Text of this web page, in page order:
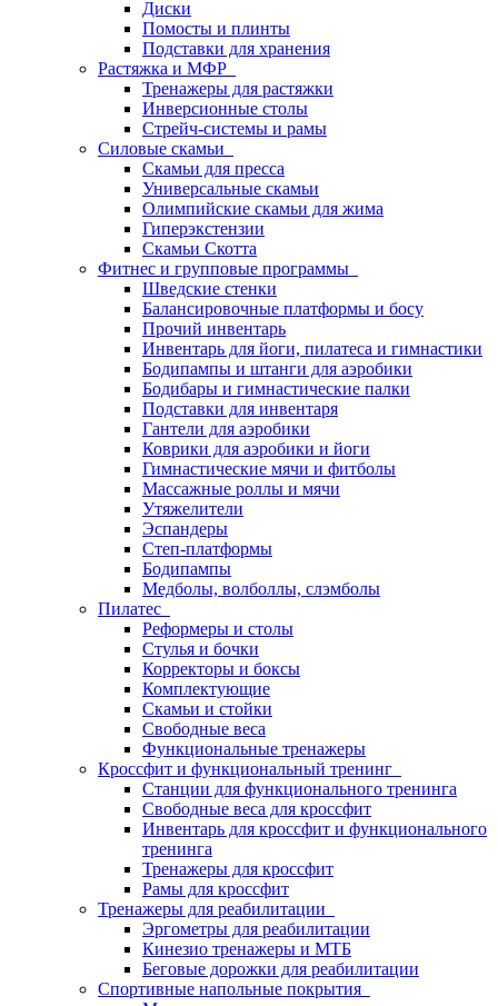
Диски
Помосты и плинты
Подставки для хранения
Растяжка и МФР
Тренажеры для растяжки
Инверсионные столы
Стрейч-системы и рамы
Силовые скамьи
Скамьи для пресса
Универсальные скамьи
Олимпийские скамьи для жима
Гиперэкстензии
Скамьи Скотта
Фитнес и групповые программы
Шведские стенки
Балансировочные платформы и босу
Прочий инвентарь
Инвентарь для йоги, пилатеса и гимнастики
Бодипампы и штанги для аэробики
Бодибары и гимнастические палки
Подставки для инвентаря
Гантели для аэробики
Коврики для аэробики и йоги
Гимнастические мячи и фитболы
Массажные роллы и мячи
Утяжелители
Эспандеры
Степ-платформы
Бодипампы
Медболы, волболлы, слэмболы
Пилатес
Реформеры и столы
Стулья и бочки
Корректоры и боксы
Комплектующие
Скамьи и стойки
Свободные веса
Функциональные тренажеры
Кроссфит и функциональный тренинг
Станции для функционального тренинга
Свободные веса для кроссфит
Инвентарь для кроссфит и функционального
тренинга
Тренажеры для кроссфит
Рамы для кроссфит
Тренажеры для реабилитации
Эргометры для реабилитации
Кинезио тренажеры и МТБ
Беговые дорожки для реабилитации
Спортивные напольные покрытия